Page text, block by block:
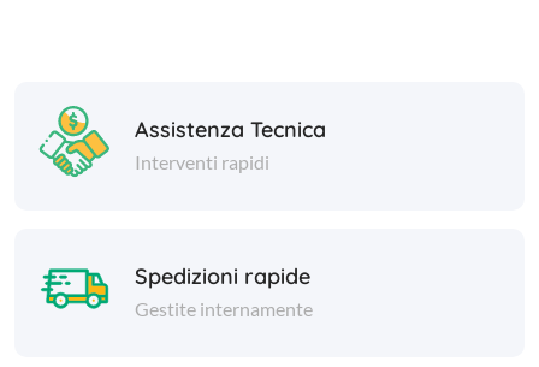
Assistenza Tecnica
Interventi rapidi
Spedizioni rapide
Gestite internamente